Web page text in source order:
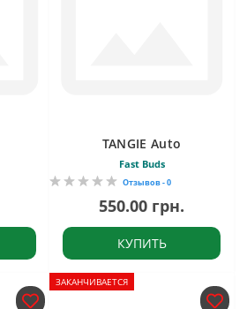
TANGIE Auto
Fast Buds
Отзывов - 0
550.00 грн.
КУПИТЬ
ЗАКАНЧИВАЕТСЯ